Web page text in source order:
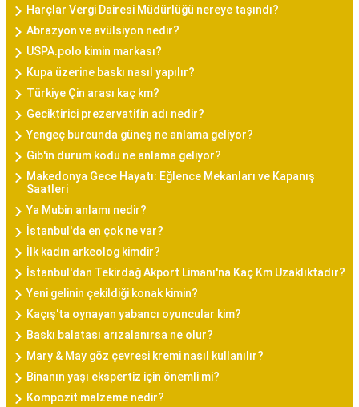
Harçlar Vergi Dairesi Müdürlüğü nereye taşındı?
Abrazyon ve avülsiyon nedir?
USPA.polo kimin markası?
Kupa üzerine baskı nasıl yapılır?
Türkiye Çin arası kaç km?
Geciktirici prezervatifin adı nedir?
Yengeç burcunda güneş ne anlama geliyor?
Gib'in durum kodu ne anlama geliyor?
Makedonya Gece Hayatı: Eğlence Mekanları ve Kapanış
Saatleri
Ya Mubin anlamı nedir?
İstanbul'da en çok ne var?
İlk kadın arkeolog kimdir?
İstanbul'dan Tekirdağ Akport Limanı'na Kaç Km Uzaklıktadır?
Yeni gelinin çekildiği konak kimin?
Kaçış'ta oynayan yabancı oyuncular kim?
Baskı balatası arızalanırsa ne olur?
Mary & May göz çevresi kremi nasıl kullanılır?
Binanın yaşı ekspertiz için önemli mi?
Kompozit malzeme nedir?